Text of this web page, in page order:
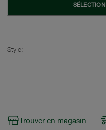
Style:
Trouver en magasin